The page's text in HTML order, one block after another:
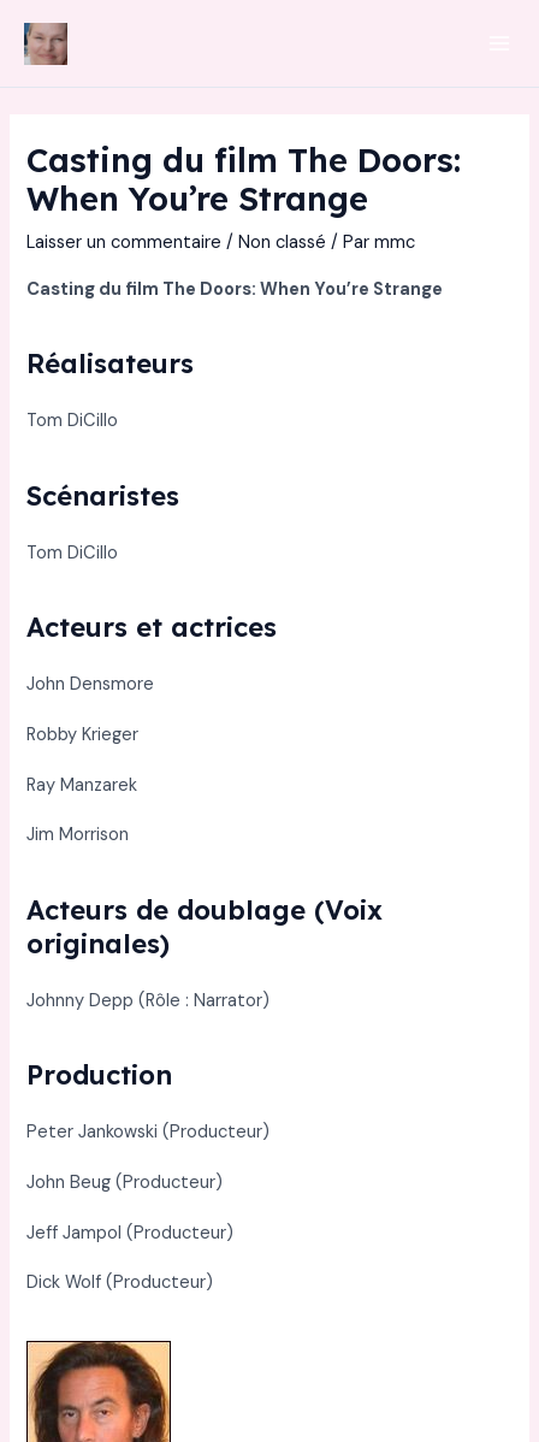
Casting du film The Doors:
When You’re Strange
Laisser un commentaire /Non classé / Parmmc
Casting du film The Doors: When You’re Strange
Réalisateurs
Tom DiCillo
Scénaristes
Tom DiCillo
Acteurs et actrices
John Densmore
Robby Krieger
Ray Manzarek
Jim Morrison
Acteurs de doublage (Voix
originales)
Johnny Depp (Rôle : Narrator)
Production
Peter Jankowski (Producteur)
John Beug (Producteur)
Jeff Jampol (Producteur)
Dick Wolf (Producteur)